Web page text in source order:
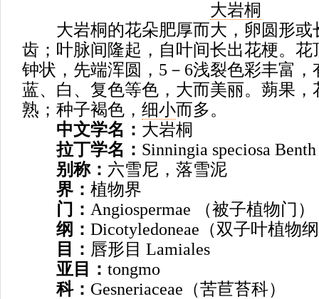
大岩桐
大岩桐的花朵肥厚而大，卵圆形或
齿；叶脉间隆起，自叶间长出花梗。花
钟状，先端浑圆，5－6浅裂色彩丰富
蓝、白、复色等色，大而美丽。蒴果，
熟；种子褐色， 细小而多。
中文学名： 大岩桐
拉丁学名： Sinningia speciosa Benth
别称： 六雪尼，落雪泥
界： 植物界
门： Angiospermae （被子植物门）
纲： Dicotyledoneae（双子叶植物
目： 唇形目 Lamiales
亚目： tongmo
科： Gesneriaceae（苦苣苔科）